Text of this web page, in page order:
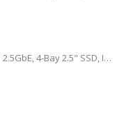
QNAP TS-410E-8G | 2.5GbE, 4-Bay 2.5" SSD, Intel CPU, 8GB RAM, Silent NAS